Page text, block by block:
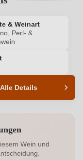
& Weinart
Perl- &
Alle Details
12 %
Enthält Sulfite
Wein und